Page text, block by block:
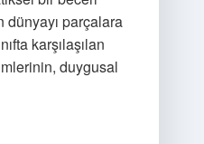
dünyayı parçalara
karşılaşılan
duygusal